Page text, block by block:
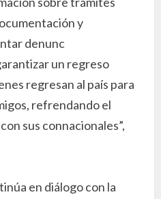
y
denunc
un regreso
regresan al país para
refrendando el
sus connacionales”,
en diálogo con la